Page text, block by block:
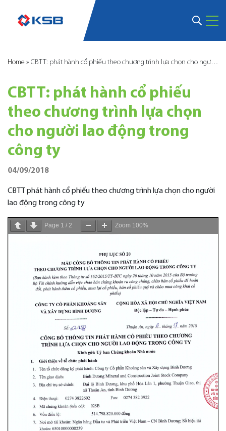
Home » CBTT: phát hành cổ phiếu theo chương trình lựa chọn cho người lao động trong công ty
CBTT: phát hành cổ phiếu
theo chương trình lựa chọn
cho người lao động trong
công ty
04/09/2018
CBTT phát hành cổ phiếu theo chương trình lựa chọn cho người
lao động trong công ty
Page 1 / 2 Zoom 100%